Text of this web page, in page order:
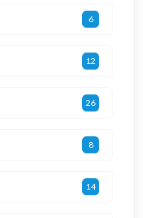
6
12
26
8
14